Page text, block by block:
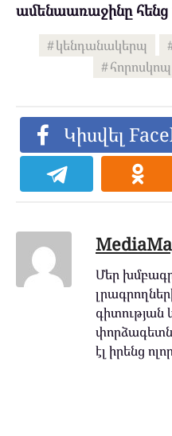
ամենաառաջինը հենց
կենդանակերպ
հորոսկոպ
Կիսվել
Մեր
գիտության
էլ իրենց